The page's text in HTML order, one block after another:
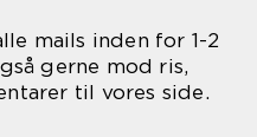
mails inden for 1-2
gerne mod ris,
til vores side.